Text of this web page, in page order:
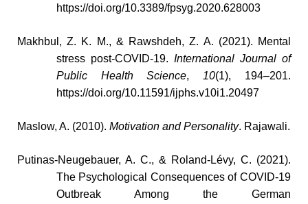
https://doi.org/10.3389/fpsyg.2020.628003
Makhbul, Z. K. M., & Rawshdeh, Z. A. (2021). Mental
stress post-COVID-19. International Journal of
Public Health Science, 10(1), 194–201.
https://doi.org/10.11591/ijphs.v10i1.20497
Maslow, A. (2010). Motivation and Personality. Rajawali.
Putinas-Neugebauer, A. C., & Roland-Lévy, C. (2021).
The Psychological Consequences of COVID-19
Outbreak Among the German